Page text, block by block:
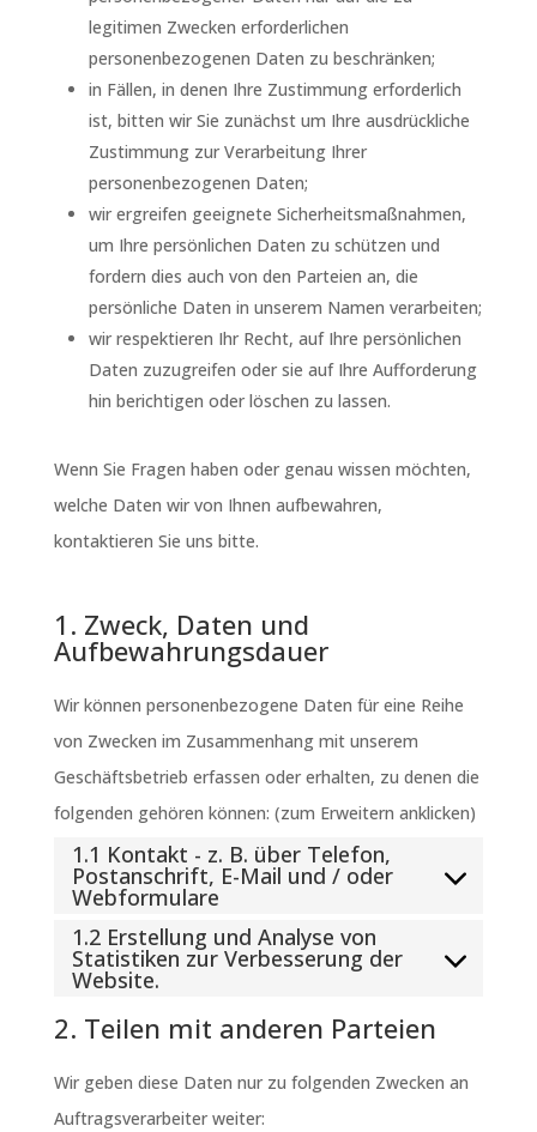
legitimen Zwecken erforderlichen
personenbezogenen Daten zu beschränken;
in Fällen, in denen Ihre Zustimmung erforderlich
ist, bitten wir Sie zunächst um Ihre ausdrückliche
Zustimmung zur Verarbeitung Ihrer
personenbezogenen Daten;
wir ergreifen geeignete Sicherheitsmaßnahmen,
um Ihre persönlichen Daten zu schützen und
fordern dies auch von den Parteien an, die
persönliche Daten in unserem Namen verarbeiten;
wir respektieren Ihr Recht, auf Ihre persönlichen
Daten zuzugreifen oder sie auf Ihre Aufforderung
hin berichtigen oder löschen zu lassen.
Wenn Sie Fragen haben oder genau wissen möchten,
welche Daten wir von Ihnen aufbewahren,
kontaktieren Sie uns bitte.
1. Zweck, Daten und
Aufbewahrungsdauer
Wir können personenbezogene Daten für eine Reihe
von Zwecken im Zusammenhang mit unserem
Geschäftsbetrieb erfassen oder erhalten, zu denen die
folgenden gehören können: (zum Erweitern anklicken)
1.1 Kontakt - z. B. über Telefon,
Postanschrift, E-Mail und / oder
Webformulare
1.2 Erstellung und Analyse von
Statistiken zur Verbesserung der
Website.
2. Teilen mit anderen Parteien
Wir geben diese Daten nur zu folgenden Zwecken an
Auftragsverarbeiter weiter: